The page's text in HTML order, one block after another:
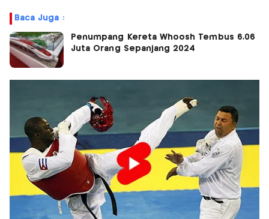
Baca Juga :
Penumpang Kereta Whoosh Tembus 6,06
Juta Orang Sepanjang 2024